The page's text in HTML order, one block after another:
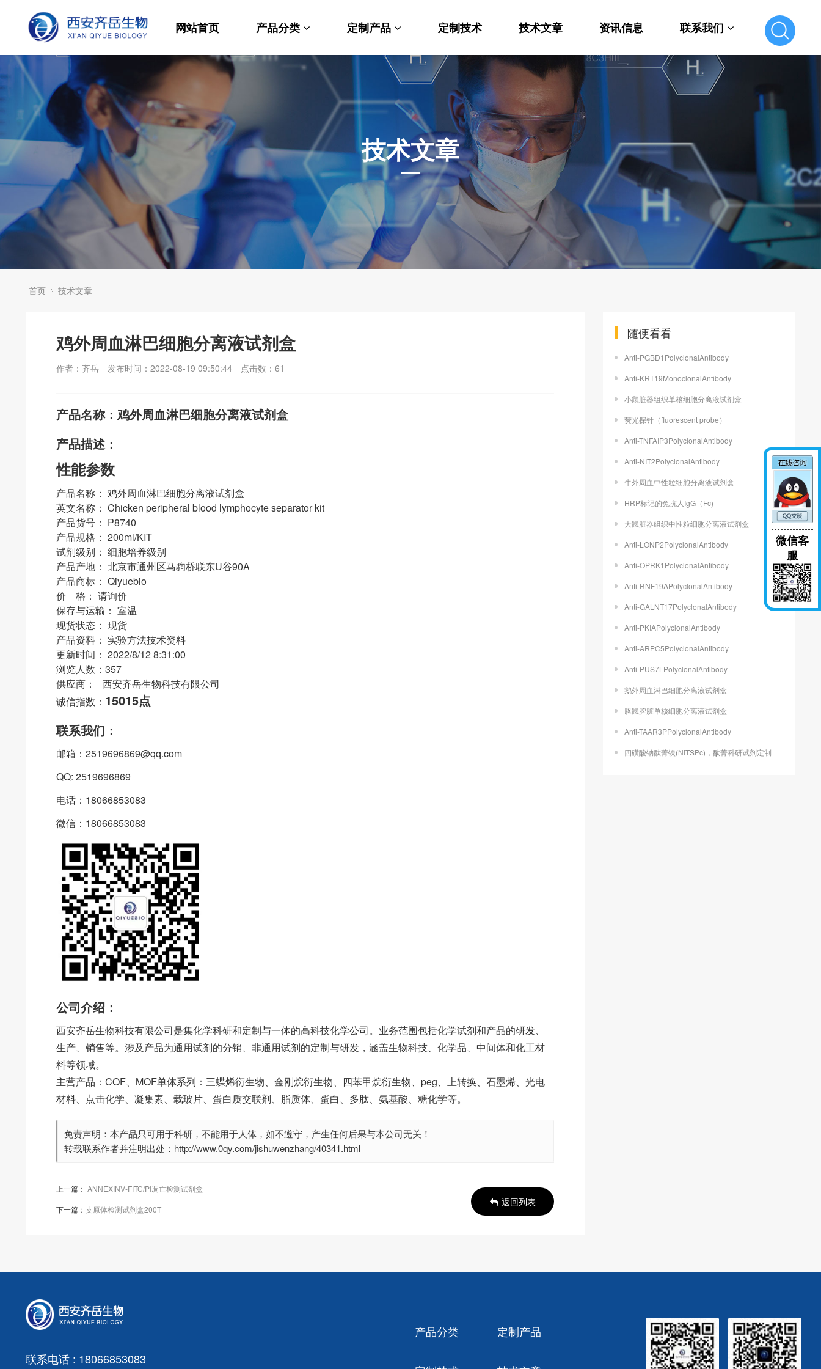
网站首页 产品分类
材料科学
生命科学
发光材料
功能性化学
分析化学
其他产品
定制产品
纳米材料定制
PEG衍生物
荧光标记定制
MOF材料定制
小分子定制
多肽定制
其他材料定制
定制技术 技术文章 资讯信息 联系我们
联系我们
技术文章
首页 技术文章
鸡外周血淋巴细胞分离液试剂盒
作者：齐岳 发布时间：2022-08-19 09:50:44 点击数： 61
产品名称：鸡外周血淋巴细胞分离液试剂盒
产品描述：
性能参数
产品名称： 鸡外周血淋巴细胞分离液试剂盒
英文名称： Chicken peripheral blood lymphocyte separator kit
产品货号： P8740
产品规格： 200ml/KIT
试剂级别： 细胞培养级别
产品产地： 北京市通州区马驹桥联东U谷90A
产品商标： Qiyuebio
价 格： 请询价
保存与运输： 室温
现货状态： 现货
产品资料： 实验方法技术资料
更新时间： 2022/8/12 8:31:00
浏览人数：357
供应商： 西安齐岳生物科技有限公司
诚信指数： 15015点
联系我们：
邮箱：2519696869@qq.com
QQ: 2519696869
电话：18066853083
微信：18066853083
公司介绍：
西安齐岳生物科技有限公司是集化学科研和定制与一体的高科技化学公司。业务范围包括化学试剂和产品的研发、
生产、销售等。涉及产品为通用试剂的分销、非通用试剂的定制与研发，涵盖生物科技、化学品、中间体和化工材
料等领域。
主营产品：COF、MOF单体系列：三蝶烯衍生物、金刚烷衍生物、四苯甲烷衍生物、peg、上转换、石墨烯、光电
材料、点击化学、凝集素、载玻片、蛋白质交联剂、脂质体、蛋白、多肽、氨基酸、糖化学等。
免责声明：本产品只可用于科研，不能用于人体，如不遵守，产生任何后果与本公司无关！
转载联系作者并注明出处：http://www.0qy.com/jishuwenzhang/40341.html
上一篇： ANNEXINV-FITC/PI凋亡检测试剂盒
下一篇： 支原体检测试剂盒200T
返回列表
随便看看
Anti-PGBD1PolyclonalAntibody
Anti-KRT19MonoclonalAntibody
小鼠脏器组织单核细胞分离液试剂盒
荧光探针（fluorescent probe）
Anti-TNFAIP3PolyclonalAntibody
Anti-NIT2PolyclonalAntibody
牛外周血中性粒细胞分离液试剂盒
HRP标记的兔抗人IgG（Fc)
大鼠脏器组织中性粒细胞分离液试剂盒
Anti-LONP2PolyclonalAntibody
Anti-OPRK1PolyclonalAntibody
Anti-RNF19APolyclonalAntibody
Anti-GALNT17PolyclonalAntibody
Anti-PKIAPolyclonalAntibody
Anti-ARPC5PolyclonalAntibody
Anti-PUS7LPolyclonalAntibody
鹅外周血淋巴细胞分离液试剂盒
豚鼠脾脏单核细胞分离液试剂盒
Anti-TAAR3PPolyclonalAntibody
四磺酸钠酞菁镍(NiTSPc)，酞菁科研试剂定制
微信客
服
联系电话 : 18066853083
产品分类 定制产品